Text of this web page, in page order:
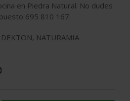
en Piedra Natural. No dudes
695 810 167.
DEKTON, NATURAMIA